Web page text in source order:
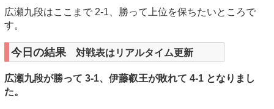
広瀬九段はここまで 2-1、勝って上位を保ちたいところで
す。
今日の結果 対戦表はリアルタイム更新
広瀬九段が勝って 3-1、伊藤叡王が敗れて 4-1 となりまし
た。